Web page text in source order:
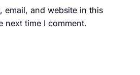
email, and website in this
next time I comment.